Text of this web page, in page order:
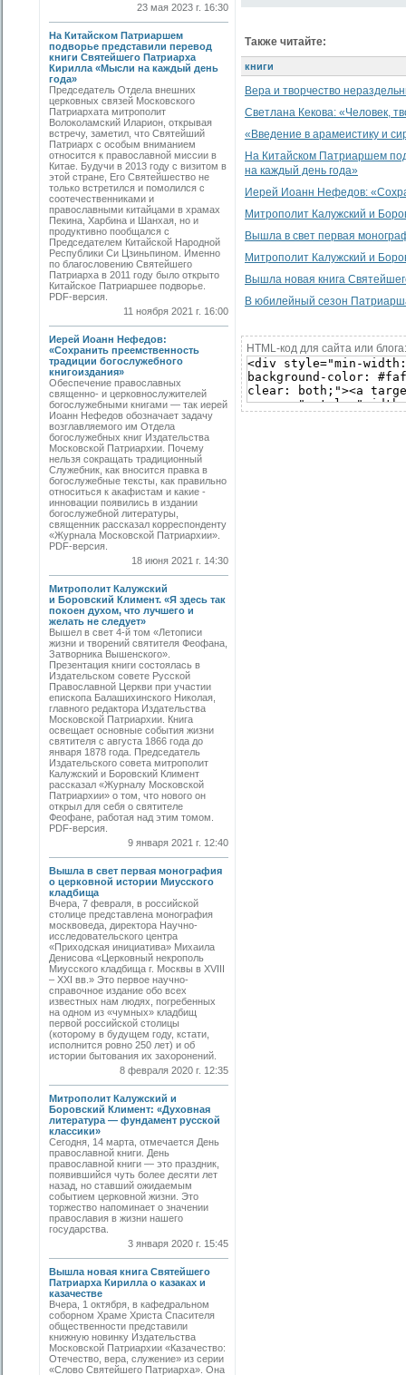
23 мая 2023 г. 16:30
На Китайском Патриаршем
подворье представили перевод
книги Святейшего Патриарха
Кирилла «Мысли на каждый день
года»
Председатель Отдела внешних
церковных связей Московского
Патриархата митрополит
Волоколамский Иларион, открывая
встречу, заметил, что Святейший
Патриарх с особым вниманием
относится к православной миссии в
Китае. Будучи в 2013 году с визитом в
этой стране, Его Святейшество не
только встретился и помолился с
соотечественниками и
православными китайцами в храмах
Пекина, Харбина и Шанхая, но и
продуктивно пообщался с
Председателем Китайской Народной
Республики Си Цзиньпином. Именно
по благословению Святейшего
Патриарха в 2011 году было открыто
Китайское Патриаршее подворье.
PDF-версия.
11 ноября 2021 г. 16:00
Иерей Иоанн Нефедов:
«Сохранить преемственность
традиции богослужебного
книгоиздания»
Обеспечение православных
священно- и церковнослужителей
богослужебными книгами — так иерей
Иоанн Нефедов обозначает задачу
возглавляемого им Отдела
богослужебных книг Издательства
Московской Патриархии. Почему
нельзя сокращать традиционный
Служебник, как вносится правка в
богослужебные тексты, как правильно
относиться к акафистам и какие ­
инновации появились в издании
богослужебной литературы,
священник рассказал корреспонденту
«Журнала Московской Патриархии».
PDF-версия.
18 июня 2021 г. 14:30
Митрополит Калужский
и Боровский Климент. «Я здесь так
покоен духом, что лучшего и
желать не следует»
Вышел в свет 4-й том «Летописи
жизни и творений святителя Феофана,
Затворника Вышенского».
Презентация книги состоялась в
Издательском совете Русской
Православной Церкви при участии
епископа Балашихинского Николая,
главного редактора Издательства
Московской Патриархии. Книга
освещает основные события жизни
святителя с августа 1866 года до
января 1878 года. Председатель
Издательского совета митрополит
Калужский и Боровский Климент
рассказал «Журналу Московской
Патриархии» о том, что нового он
открыл для себя о святителе
Феофане, работая над этим томом.
PDF-версия.
9 января 2021 г. 12:40
Вышла в свет первая монография
о церковной истории Миусского
кладбища
Вчера, 7 февраля, в российской
столице представлена монография
москвоведа, директора Научно-
исследовательского центра
«Приходская инициатива» Михаила
Денисова «Церковный некрополь
Миусского кладбища г. Москвы в XVIII
– XXI вв.» Это первое научно-
справочное издание обо всех
известных нам людях, погребенных
на одном из «чумных» кладбищ
первой российской столицы
(которому в будущем году, кстати,
исполнится ровно 250 лет) и об
истории бытования их захоронений.
8 февраля 2020 г. 12:35
Митрополит Калужский и
Боровский Климент: «Духовная
литература — фундамент русской
классики»
Сегодня, 14 марта, отмечается День
православной книги. День
православной книги — это праздник,
появившийся чуть более десяти лет
назад, но ставший ожидаемым
событием церковной жизни. Это
торжество напоминает о значении
православия в жизни нашего
государства.
3 января 2020 г. 15:45
Вышла новая книга Святейшего
Патриарха Кирилла о казаках и
казачестве
Вчера, 1 октября, в кафедральном
соборном Храме Христа Спасителя
общественности представили
книжную новинку Издательства
Московской Патриархии «Казачество:
Отечество, вера, служение» из серии
«Слово Святейшего Патриарха». Она
Также читайте:
книги
Вера и творчество
Светлана Кекова: «Человек,
«Введение в арамеистику и
На Китайском Патриаршем
на каждый день года»
Иерей Иоанн Нефедов:
Митрополит Калужский и
Вышла в свет первая
Митрополит Калужский и
Вышла новая книга
В юбилейный сезон
HTML-код для сайта или блога: